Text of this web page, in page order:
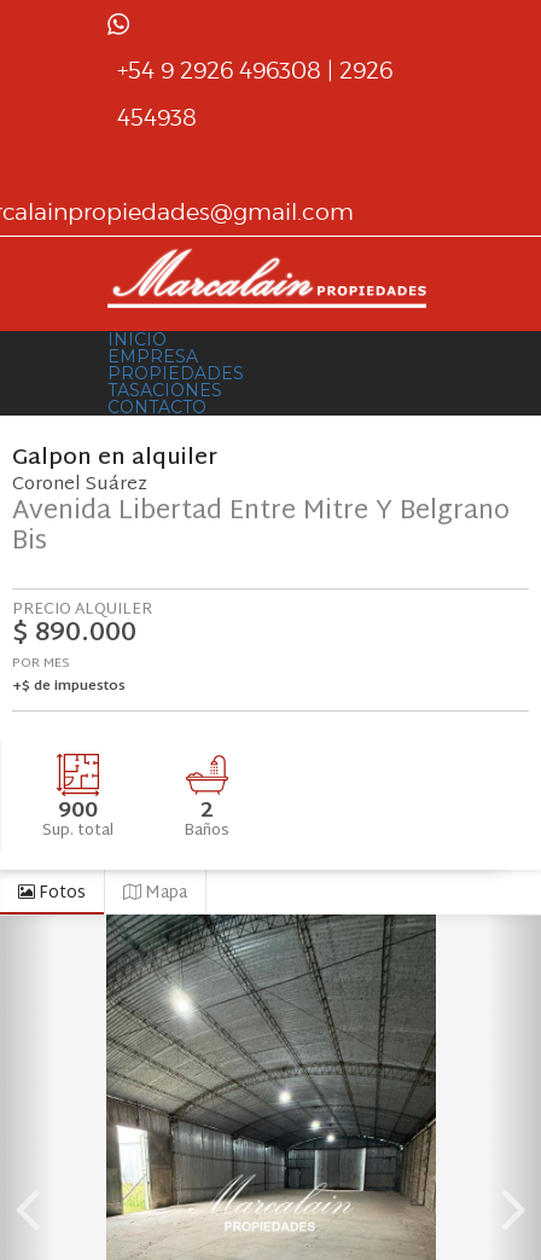
+54 9 2926 496308 | 2926
454938
INICIO
EMPRESA
PROPIEDADES
TASACIONES
CONTACTO